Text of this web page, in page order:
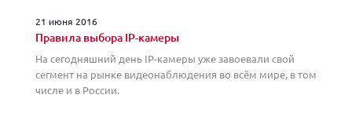
21 июня 2016
Правила выбора IP-камеры
На сегодняшний день IP-камеры уже завоевали свой
сегмент на рынке видеонаблюдения во всём мире, в том
числе и в России.